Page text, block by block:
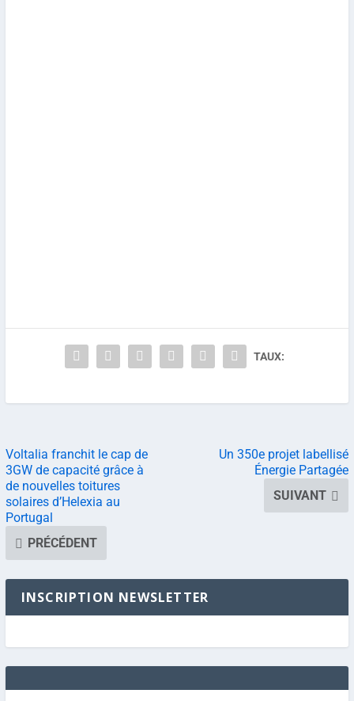
TAUX:
Voltalia franchit le cap de
3GW de capacité grâce à
de nouvelles toitures
solaires d’Helexia au
Portugal
PRÉCÉDENT
Un 350e projet labellisé
Énergie Partagée
SUIVANT
INSCRIPTION NEWSLETTER